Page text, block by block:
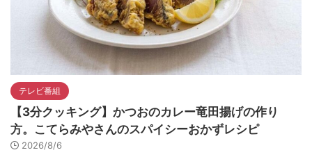
テレビ番組
【3分クッキング】かつおのカレー竜田揚げの作り
方。こてらみやさんのスパイシーおかずレシピ
2026/8/6